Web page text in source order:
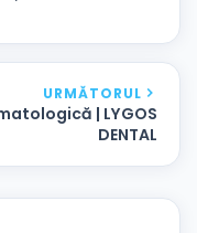
URMĂTORUL
| LYGOS
DENTAL